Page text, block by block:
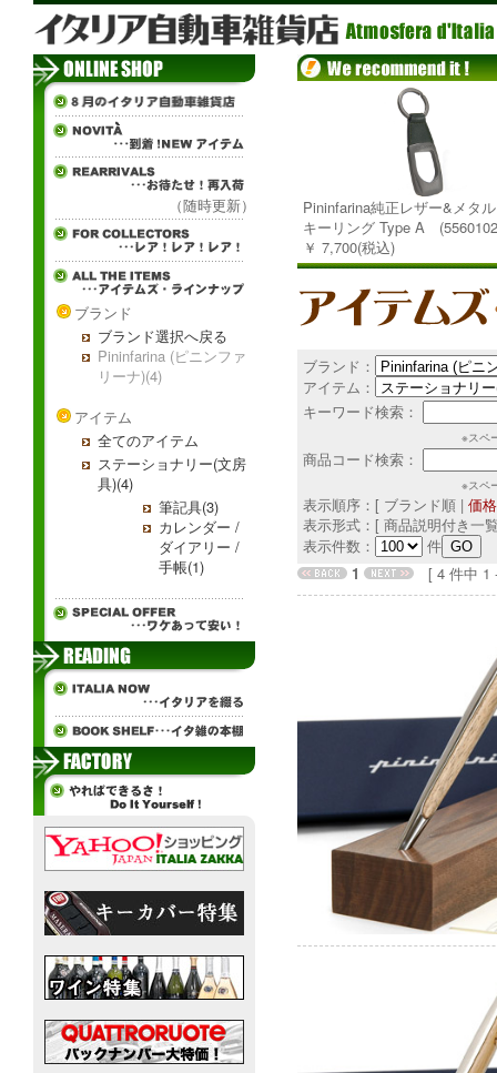
（随時更新）
ブランド
ブランド選択へ戻る
Pininfarina (ピニンファ
リーナ)(4)
アイテム
全てのアイテム
ステーショナリー(文房
具)(4)
筆記具(3)
カレンダー /
ダイアリー /
手帳(1)
Pininfarina純正レザー&メタ
キーリング Type A
￥ 7,700(税込)
ブランド：
アイテム：
キーワード検索：
※スペ
商品コード検索：
※スペ
表示順序：[ ブランド順 | 価
表示形式：[ 商品説明付き一
表示件数：
件
1
[ 4 件中 1